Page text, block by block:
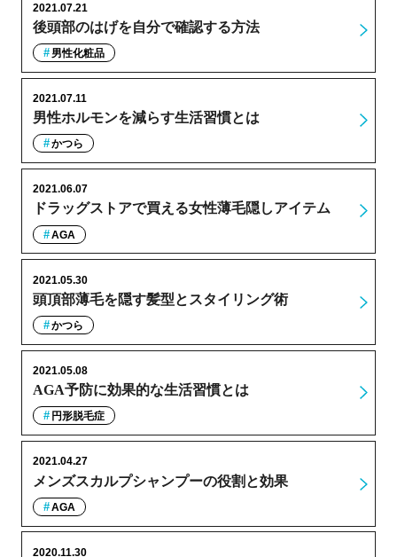
後頭部のはげを自分で確認する方法
2021.07.21
男性化粧品
男性ホルモンを減らす生活習慣とは
2021.07.11
かつら
ドラッグストアで買える女性薄毛隠しアイテム
2021.06.07
AGA
頭頂部薄毛を隠す髪型とスタイリング術
2021.05.30
かつら
AGA予防に効果的な生活習慣とは
2021.05.08
円形脱毛症
メンズスカルプシャンプーの役割と効果
2021.04.27
AGA
2020.11.30